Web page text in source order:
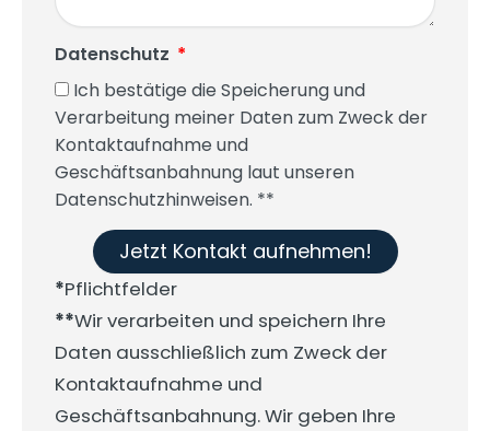
Datenschutz
Ich bestätige die Speicherung und
Verarbeitung meiner Daten zum Zweck der
Kontaktaufnahme und
Geschäftsanbahnung laut unseren
Datenschutzhinweisen. **
Jetzt Kontakt aufnehmen!
*Pflichtfelder
**Wir verarbeiten und speichern Ihre
Daten ausschließlich zum Zweck der
Kontaktaufnahme und
Geschäftsanbahnung. Wir geben Ihre